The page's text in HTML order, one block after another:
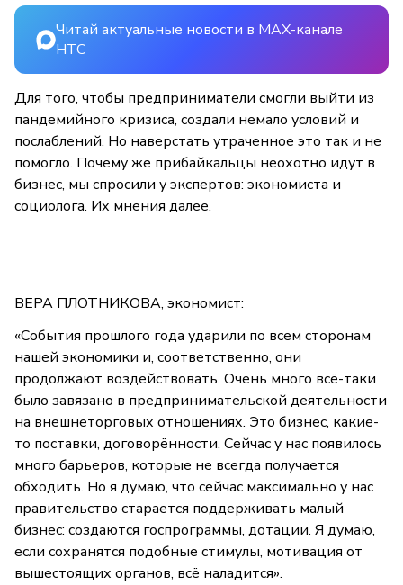
Читай актуальные новости в MAX-канале
НТС
Для того, чтобы предприниматели смогли выйти из
пандемийного кризиса, создали немало условий и
послаблений. Но наверстать утраченное это так и не
помогло. Почему же прибайкальцы неохотно идут в
бизнес, мы спросили у экспертов: экономиста и
социолога. Их мнения далее.
ВЕРА ПЛОТНИКОВА, экономист:
«События прошлого года ударили по всем сторонам
нашей экономики и, соответственно, они
продолжают воздействовать. Очень много всё-таки
было завязано в предпринимательской деятельности
на внешнеторговых отношениях. Это бизнес, какие-
то поставки, договорённости. Сейчас у нас появилось
много барьеров, которые не всегда получается
обходить. Но я думаю, что сейчас максимально у нас
правительство старается поддерживать малый
бизнес: создаются госпрограммы, дотации. Я думаю,
если сохранятся подобные стимулы, мотивация от
вышестоящих органов, всё наладится».